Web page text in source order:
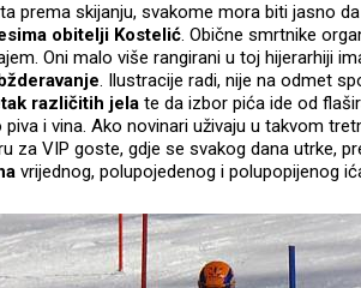
prema skijanju, svakome mora biti jasno
obitelji Kostelić. Obične smrtnike
Oni malo više rangirani u toj hijerarhiji
. Ilustracije radi, nije na odmet
različitih jela te da izbor pića ide od
i vina. Ako novinari uživaju u takvom
za VIP goste, gdje se svakog dana utrke,
vrijednog, polupojedenog i polupopijenog